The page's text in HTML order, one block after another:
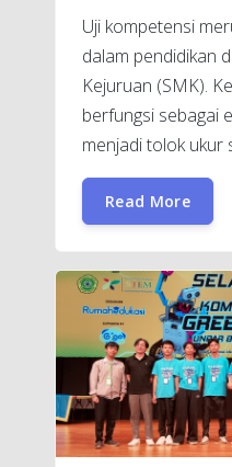
Uji kompetensi
dalam pendidikan
Kejuruan (SMK).
berfungsi sebagai
menjadi tolok ukur
Read More